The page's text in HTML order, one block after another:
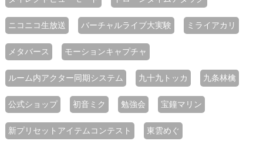
ニコニコ生放送 バーチャルライブ大実験 ミライアカリ
メタバース モーションキャプチャ
ルーム内アクター同期システム 九十九トッカ 九条林檎
公式ショップ 初音ミク 勉強会 宝鐘マリン
新プリセットアイテムコンテスト 東雲めぐ